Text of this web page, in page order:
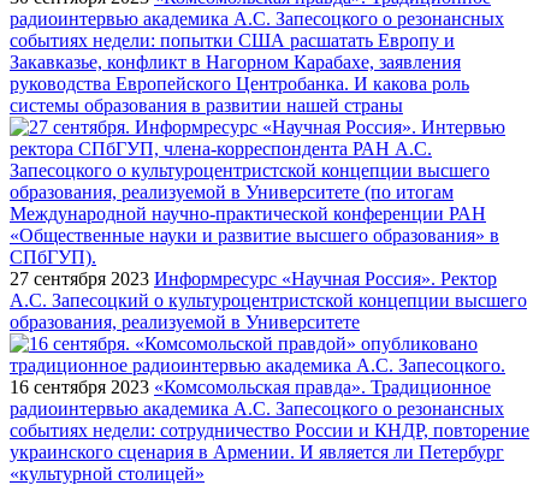
радиоинтервью академика А.С. Запесоцкого о резонансных
событиях недели: попытки США расшатать Европу и
Закавказье, конфликт в Нагорном Карабахе, заявления
руководства Европейского Центробанка. И какова роль
системы образования в развитии нашей страны
27 сентября 2023 Информресурс «Научная Россия». Ректор
А.С. Запесоцкий о культуроцентристской концепции высшего
образования, реализуемой в Университете
16 сентября 2023 «Комсомольская правда». Традиционное
радиоинтервью академика А.С. Запесоцкого о резонансных
событиях недели: сотрудничество России и КНДР, повторение
украинского сценария в Армении. И является ли Петербург
«культурной столицей»